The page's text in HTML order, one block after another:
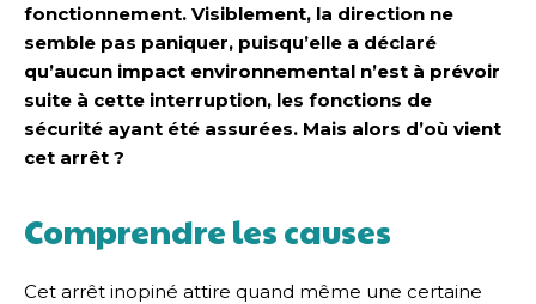
fonctionnement. Visiblement, la direction ne
semble pas paniquer, puisqu’elle a déclaré
qu’aucun impact environnemental n’est à prévoir
suite à cette interruption, les fonctions de
sécurité ayant été assurées. Mais alors d’où vient
cet arrêt ?
Comprendre les causes
Cet arrêt inopiné attire quand même une certaine